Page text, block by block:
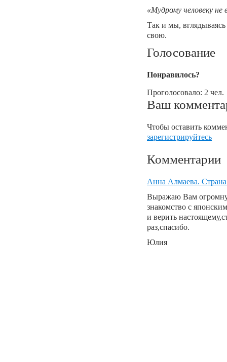
«Мудрому человеку
Так и мы, вглядываясь
свою.
Голосование
Понравилось?
Проголосовало: 2 чел.
Ваш
Чтобы оставить
зарегистрируйтесь
Комментарии
Анна Алмаева.
Выражаю Вам
знакомство с
и верить
раз,спасибо.
Юлия